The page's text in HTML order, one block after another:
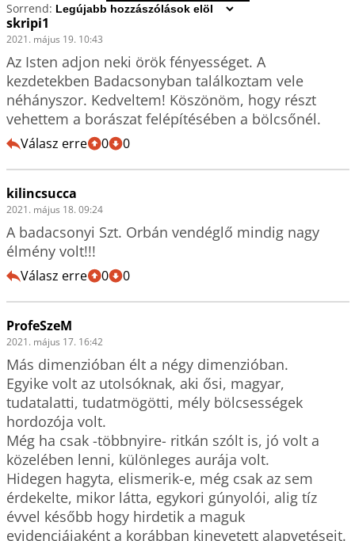
Sorrend:
skripi1
2021. május 19. 10:43
Az Isten adjon neki örök fényességet. A
kezdetekben Badacsonyban találkoztam vele
néhányszor. Kedveltem! Köszönöm, hogy részt
vehettem a borászat felépítésében a bölcsőnél.
Válasz erre 0 0
kilincsucca
2021. május 18. 09:24
A badacsonyi Szt. Orbán vendéglő mindig nagy
élmény volt!!!
Válasz erre 0 0
ProfeSzeM
2021. május 17. 16:42
Más dimenzióban élt a négy dimenzióban.
Egyike volt az utolsóknak, aki ősi, magyar,
tudatalatti, tudatmögötti, mély bölcsességek
hordozója volt.
Még ha csak -többnyire- ritkán szólt is, jó volt a
közelében lenni, különleges aurája volt.
Hidegen hagyta, elismerik-e, még csak az sem
érdekelte, mikor látta, egykori gúnyolói, alig tíz
évvel később hogy hirdetik a maguk
evidenciájaként a korábban kinevetett alapvetéseit.